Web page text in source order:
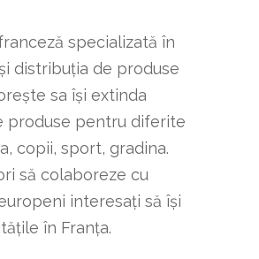
specializată în
distribuția de produse
sa își extinda
produse pentru diferite
copii, sport, gradina.
să colaboreze cu
interesați să își
în Franța.